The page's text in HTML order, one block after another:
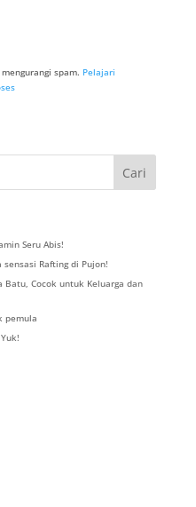
spam. Pelajari
Seru Abis!
sensasi Rafting di Pujon!
Cocok untuk Keluarga dan
pemula